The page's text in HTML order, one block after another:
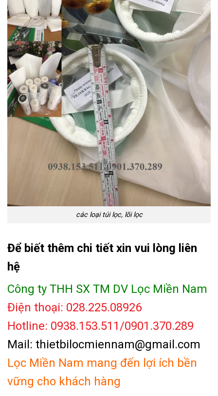
các loại túi lọc, lõi lọc
Để biết thêm chi tiết xin vui lòng liên
hệ
Công ty THH SX TM DV Lọc Miền Nam
Điện thoại: 028.225.08926
Hotline: 0938.153.511/0901.370.289
Mail: thietbilocmiennam@gmail.com
Lọc Miền Nam mang đến lợi ích bền
vững cho khách hàng